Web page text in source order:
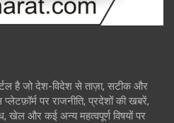
है जो देश-विदेश से ताज़ा, सटीक और
पर राजनीति, प्रदेशों की खबरें,
खेल और कई अन्य महत्वपूर्ण विषयों पर